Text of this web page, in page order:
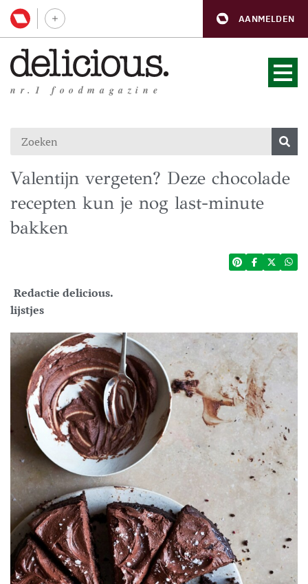
AANMELDEN
nr.1 foodmagazine
Valentijn vergeten? Deze chocolade
recepten kun je nog last-minute
bakken
Redactie delicious.
lijstjes